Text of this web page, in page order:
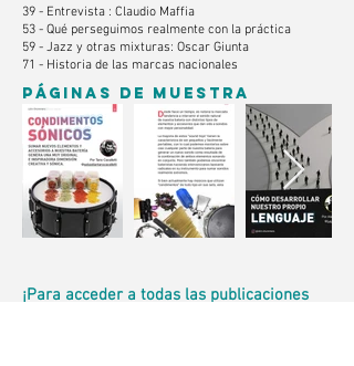
39 - Entrevista : Claudio Maffia
53 - Qué perseguimos realmente con la práctica
59 - Jazz y otras mixturas: Oscar Giunta
71 - Historia de las marcas nacionales
PÁGINAS DE MUESTRA
¡Para acceder a todas las publicaciones